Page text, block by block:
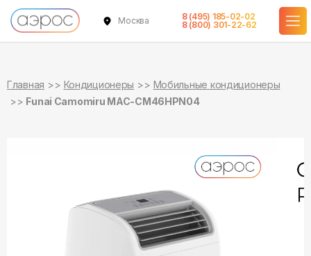
Москва
8 (495) 185-02-02
8 (800) 301-22-62
Главная Кондиционеры
Мобильные кондиционеры
Funai Camomiru MAC-CM46HPN04
в наличии
в наличии